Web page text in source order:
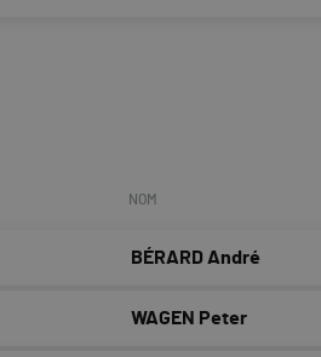
NOM
BÉRARD André
WAGEN Peter